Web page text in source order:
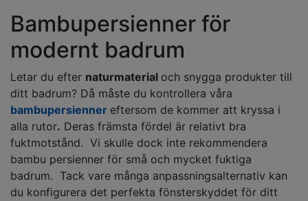
Bambupersienner för
modernt badrum
Letar du efter naturmaterial och snygga produkter till
ditt badrum? Då måste du kontrollera våra
bambupersienner eftersom de kommer att kryssa i
alla rutor. Deras främsta fördel är relativt bra
fuktmotstånd. Vi skulle dock inte rekommendera
bambu persienner för små och mycket fuktiga
badrum. Tack vare många anpassningsalternativ kan
du konfigurera det perfekta fönsterskyddet för ditt